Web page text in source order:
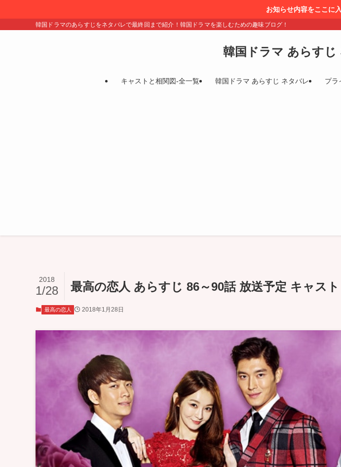
お知らせ内容をここに
韓国ドラマのあらすじをネタバレで最終回まで紹介！韓国ドラマを楽しむための趣味ブログ！
韓国ドラマ あらすじ
キャストと相関図-全一覧 韓国ドラマ あらすじ ネタバレ プラ
最高の恋人 あらすじ 86～90話 放送予定 キャスト
2018
1/28
最高の恋人 2018年1月28日